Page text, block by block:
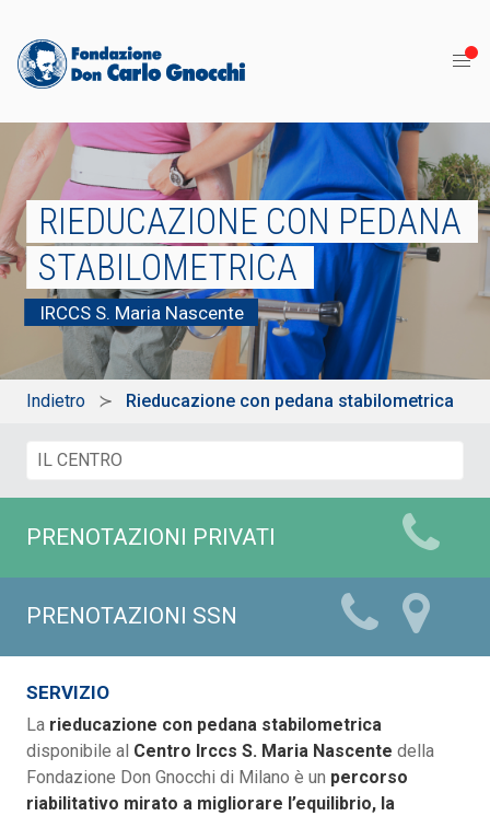
RIEDUCAZIONE CON PEDANA
STABILOMETRICA
IRCCS S. Maria Nascente
Indietro Rieducazione con pedana stabilometrica
PRENOTAZIONI PRIVATI
PRENOTAZIONI SSN
SERVIZIO
La rieducazione con pedana stabilometrica
disponibile al Centro Irccs S. Maria Nascente della
Fondazione Don Gnocchi di Milano è un percorso
riabilitativo mirato a migliorare l’equilibrio, la